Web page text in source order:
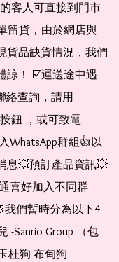
客人可直接到門市
留貨，由於網店與
貨品缺貨情況，我們
諒！ ☑️運送途中遇
絡查詢，請用
鈕 ，或可致電
WhatsApp群組👍以
息💥預訂產品資訊💥
喜好加入不同群
我們暫時分為以下4
-Sanrio Group （包
桂狗 布甸狗